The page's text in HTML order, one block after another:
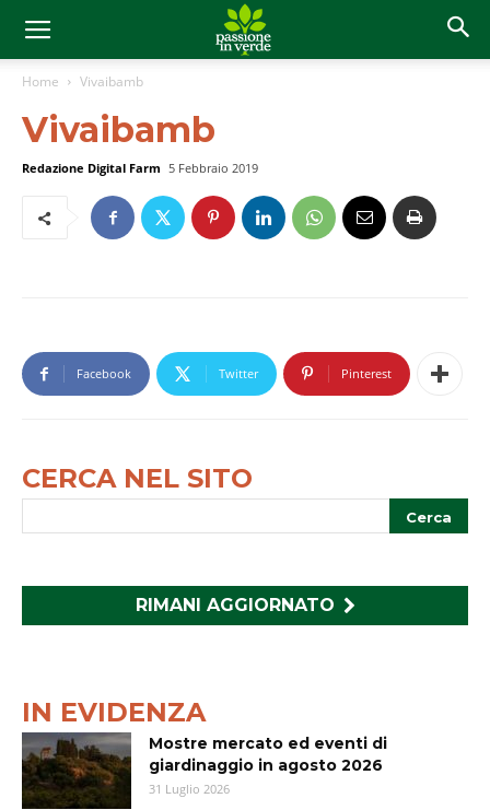
Home Vivaibamb
Vivaibamb
Redazione Digital Farm 5 Febbraio 2019
Facebook Twitter Pinterest
CERCA NEL SITO
RIMANI AGGIORNATO
IN EVIDENZA
Mostre mercato ed eventi di
giardinaggio in agosto 2026
31 Luglio 2026